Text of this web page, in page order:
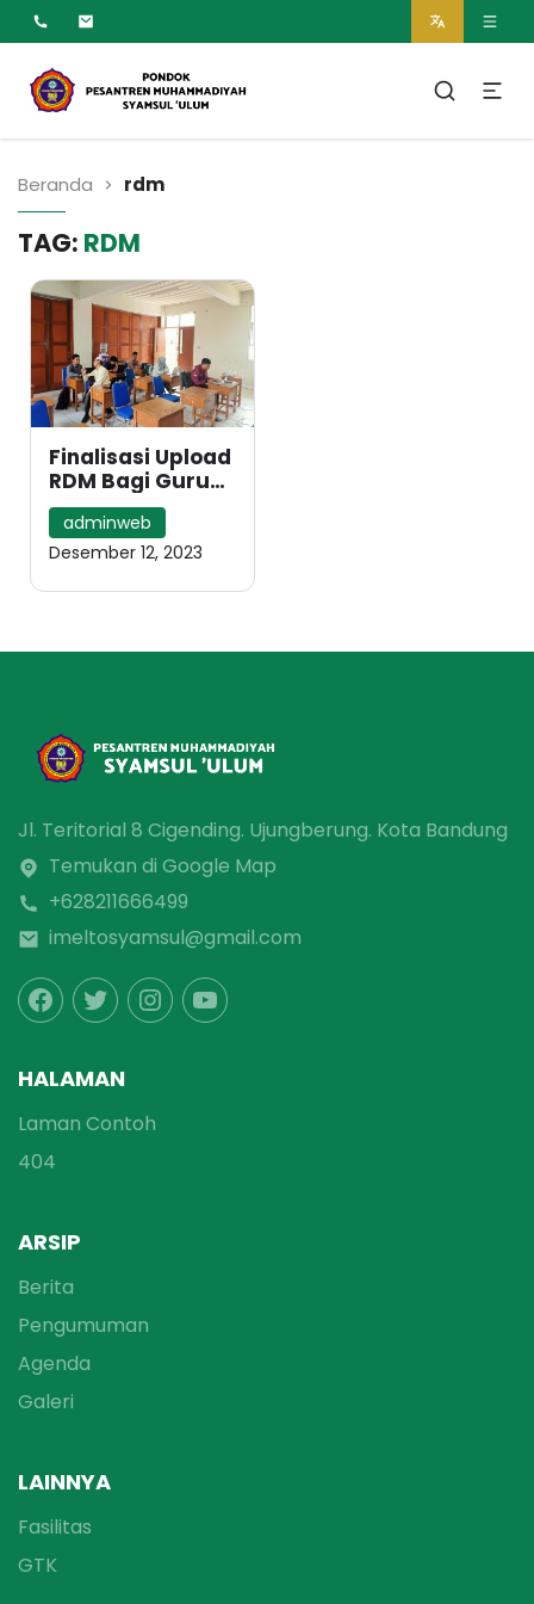
Pesantren Syamsul
Ulum Muhammadiyah
Beranda rdm
TAG: RDM
Finalisasi Upload
RDM Bagi Guru
Syamsul Ulum
adminweb
Desember 12, 2023
Jl. Teritorial 8 Cigending. Ujungberung. Kota Bandung
Temukan di Google Map
+628211666499
imeltosyamsul@gmail.com
HALAMAN
Laman Contoh
404
ARSIP
Berita
Pengumuman
Agenda
Galeri
LAINNYA
Fasilitas
GTK